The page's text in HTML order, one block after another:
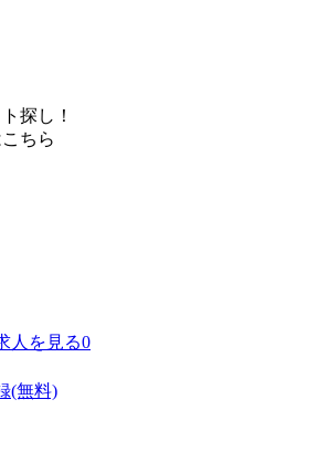
探し！
ちら
人を見る0
(無料)